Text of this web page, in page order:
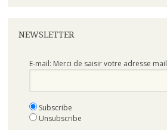
NEWSLETTER
E-mail: Merci de saisir votre adresse mail
Subscribe
Unsubscribe